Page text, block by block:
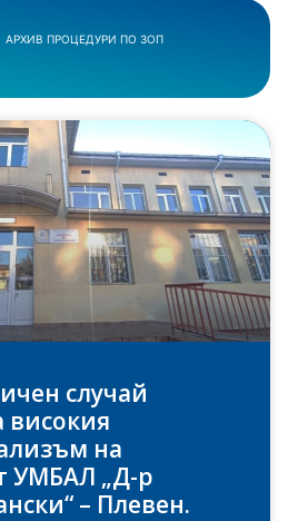
АРХИВ ПРОЦЕДУРИ ПО ЗОП
случай
високия
на
УМБАЛ „Д-р
– Плевен.